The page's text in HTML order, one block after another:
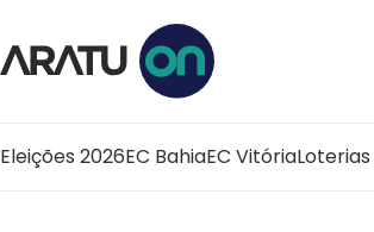
Eleições 2026EC BahiaEC VitóriaLoterias